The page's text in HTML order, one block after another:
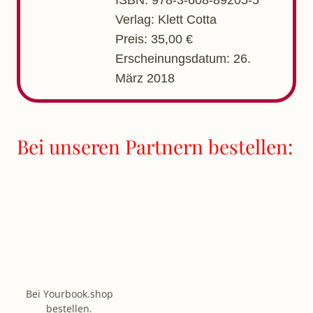
Verlag: Klett Cotta
Preis: 35,00 €
Erscheinungsdatum: 26.
März 2018
Bei unseren Partnern bestellen:
Bei Yourbook.shop
bestellen.